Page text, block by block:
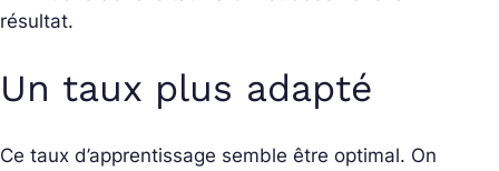
résultat.
Un taux plus adapté
Ce taux d’apprentissage semble être optimal. On